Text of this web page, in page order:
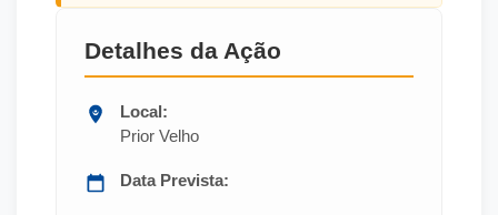
Detalhes da Ação
Local:
Prior Velho
Data Prevista: